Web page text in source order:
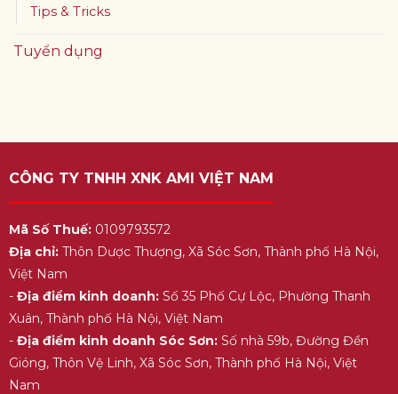
Tips & Tricks
Tuyển dụng
CÔNG TY TNHH XNK AMI VIỆT NAM
Mã Số Thuế:0109793572
Địa chỉ:Thôn Dược Thượng, Xã Sóc Sơn, Thành phố Hà Nội,
Việt Nam
- Địa điểm kinh doanh:Số 35 Phố Cự Lộc, Phường Thanh
Xuân, Thành phố Hà Nội, Việt Nam
- Địa điểm kinh doanh Sóc Sơn:Số nhà 59b, Đường Đền
Gióng, Thôn Vệ Linh, Xã Sóc Sơn, Thành phố Hà Nội, Việt
Nam